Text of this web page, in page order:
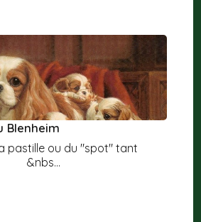
Blenheim
ou du "spot" tant
: &nbs...